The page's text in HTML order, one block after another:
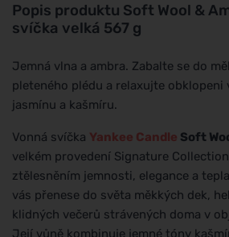
Popis produktu Soft Wool &
svíčka velká 567 g
Jemná vlna a ambra. Zabalte se do
pleteného plédu a relaxujte obklopeni
jasmínu a kašmíru.
Vonná svíčka Yankee Candle Soft
velkém provedení Signature
ztělesněním jemnosti, elegance a
vás přenese do světa měkkých dek,
klidných večerů strávených doma v
Její vůně kombinuje jemné tóny